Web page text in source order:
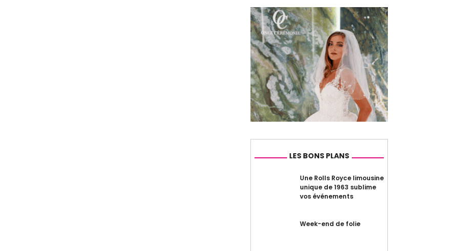
LES BONS PLANS
Une Rolls Royce limousine
unique de 1963 sublime
vos événements
Week-end de folie